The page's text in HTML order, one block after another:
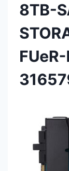
8TB-